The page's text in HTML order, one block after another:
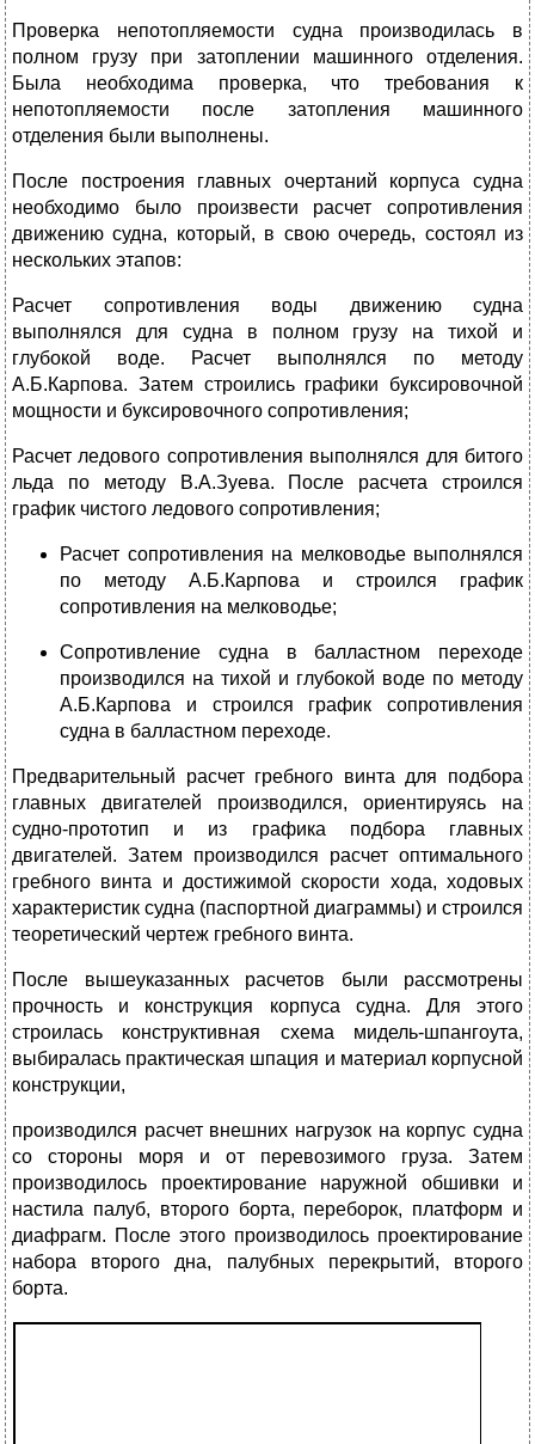
Проверка непотопляемости судна производилась в
полном грузу при затоплении машинного отделения.
Была необходима проверка, что требования к
непотопляемости после затопления машинного
отделения были выполнены.
После построения главных очертаний корпуса судна
необходимо было произвести расчет сопротивления
движению судна, который, в свою очередь, состоял из
нескольких этапов:
Расчет сопротивления воды движению судна
выполнялся для судна в полном грузу на тихой и
глубокой воде. Расчет выполнялся по методу
А.Б.Карпова. Затем строились графики буксировочной
мощности и буксировочного сопротивления;
Расчет ледового сопротивления выполнялся для битого
льда по методу В.А.Зуева. После расчета строился
график чистого ледового сопротивления;
Расчет сопротивления на мелководье выполнялся
по методу А.Б.Карпова и строился график
сопротивления на мелководье;
Сопротивление судна в балластном переходе
производился на тихой и глубокой воде по методу
А.Б.Карпова и строился график сопротивления
судна в балластном переходе.
Предварительный расчет гребного винта для подбора
главных двигателей производился, ориентируясь на
судно-прототип и из графика подбора главных
двигателей. Затем производился расчет оптимального
гребного винта и достижимой скорости хода, ходовых
характеристик судна (паспортной диаграммы) и строился
теоретический чертеж гребного винта.
После вышеуказанных расчетов были рассмотрены
прочность и конструкция корпуса судна. Для этого
строилась конструктивная схема мидель-шпангоута,
выбиралась практическая шпация и материал корпусной
конструкции,
производился расчет внешних нагрузок на корпус судна
со стороны моря и от перевозимого груза. Затем
производилось проектирование наружной обшивки и
настила палуб, второго борта, переборок, платформ и
диафрагм. После этого производилось проектирование
набора второго дна, палубных перекрытий, второго
борта.